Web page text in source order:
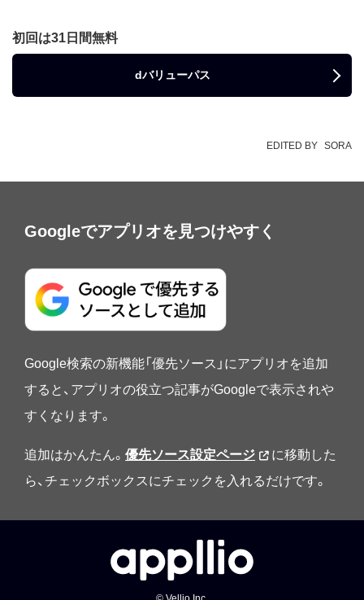
初回は31日間無料
dバリューパス
EDITED BY SORA
Googleでアプリオを見つけやすく
Google検索の新機能「優先ソース」にアプリオを追加
すると、アプリオの役立つ記事がGoogleで表示されや
すくなります。
追加はかんたん。 優先ソース設定ページ
に移動した
ら、チェックボックスにチェックを入れるだけです。